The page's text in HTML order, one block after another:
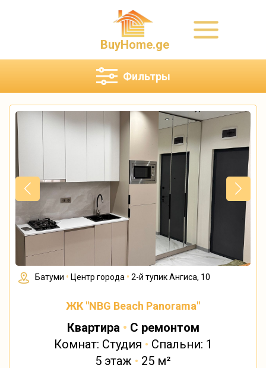
BuyHome.ge
Фильтры
Батуми • Центр города • 2-й тупик Ангиса, 10
ЖК "NBG Beach Panorama"
Квартира • С ремонтом
Комнат: Студия • Спальни: 1
5 этаж • 25 м²